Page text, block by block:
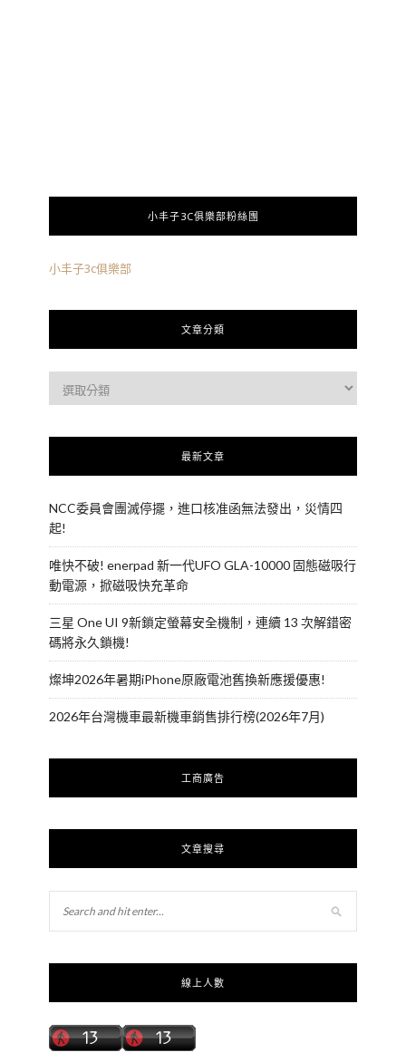
小丰子3C俱樂部粉絲團
小丰子3c俱樂部
文章分類
最新文章
NCC委員會團滅停擺，進口核准函無法發出，災情四
起!
唯快不破! enerpad 新一代UFO GLA-10000 固態磁吸行
動電源，掀磁吸快充革命
三星 One UI 9新鎖定螢幕安全機制，連續 13 次解錯密
碼將永久鎖機!
燦坤2026年暑期iPhone原廠電池舊換新應援優惠!
2026年台灣機車最新機車銷售排行榜(2026年7月)
工商廣告
文章搜尋
線上人數